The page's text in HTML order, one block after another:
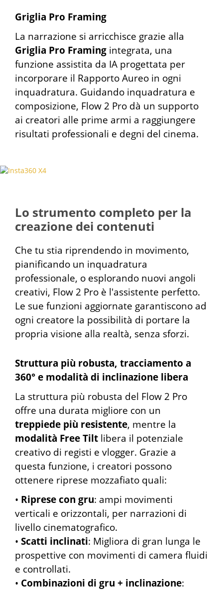
Griglia Pro Framing
La narrazione si arricchisce grazie alla
Griglia Pro Framing integrata, una
funzione assistita da IA progettata per
incorporare il Rapporto Aureo in ogni
inquadratura. Guidando inquadratura e
composizione, Flow 2 Pro dà un supporto
ai creatori alle prime armi a raggiungere
risultati professionali e degni del cinema.
Lo strumento completo per la
creazione dei contenuti
Che tu stia riprendendo in movimento,
pianificando un inquadratura
professionale, o esplorando nuovi angoli
creativi, Flow 2 Pro è l'assistente perfetto.
Le sue funzioni aggiornate garantiscono ad
ogni creatore la possibilità di portare la
propria visione alla realtà, senza sforzi.
Struttura più robusta, tracciamento a
360° e modalità di inclinazione libera
La struttura più robusta del Flow 2 Pro
offre una durata migliore con un
treppiede più resistente, mentre la
modalità Free Tilt libera il potenziale
creativo di registi e vlogger. Grazie a
questa funzione, i creatori possono
ottenere riprese mozzafiato quali:
• Riprese con gru: ampi movimenti
verticali e orizzontali, per narrazioni di
livello cinematografico.
• Scatti inclinati: Migliora di gran lunga le
prospettive con movimenti di camera fluidi
e controllati.
• Combinazioni di gru + inclinazione: